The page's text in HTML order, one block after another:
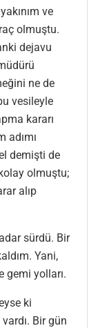
ve
olmuştu.
dejavu
ne de
vesileyle
kararı
adımı
demişti de
olmuştu;
alıp
sürdü. Bir
Yani,
gemi yolları.
ki
Bir gün